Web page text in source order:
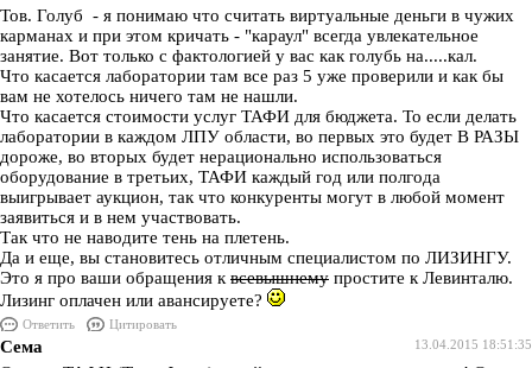
Тов. Голуб - я понимаю что считать виртуальные деньги в чужих
карманах и при этом кричать - "караул" всегда увлекательное
занятие. Вот только с фактологией у вас как голубь на.....кал.
Что касается лаборатории там все раз 5 уже проверили и как бы
вам не хотелось ничего там не нашли.
Что касается стоимости услуг ТАФИ для бюджета. То если делать
лаборатории в каждом ЛПУ области, во первых это будет В РАЗЫ
дороже, во вторых будет нерационально использоваться
оборудование в третьих, ТАФИ каждый год или полгода
выигрывает аукцион, так что конкуренты могут в любой момент
заявиться и в нем участвовать.
Так что не наводите тень на плетень.
Да и еще, вы становитесь отличным специалистом по ЛИЗИНГУ.
Это я про ваши обращения к всевышнему простите к Левинталю.
Лизинг оплачен или авансируете?
Ответить
Цитировать
13.04.2015 18:51:35
Сема